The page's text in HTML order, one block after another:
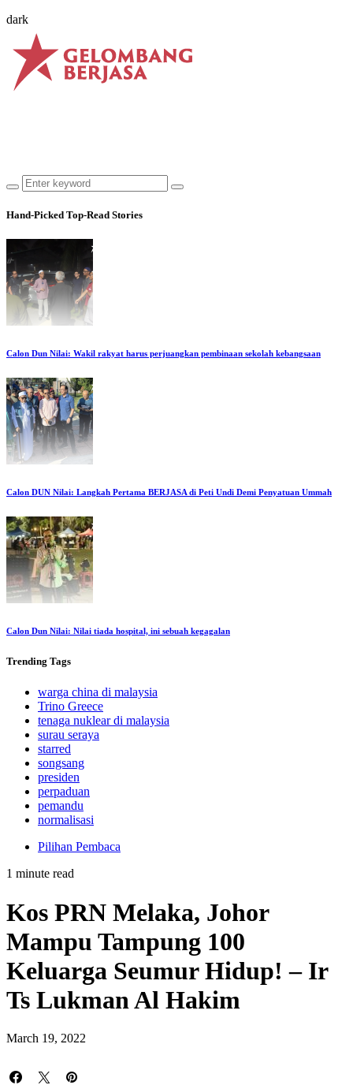
dark
Hand-Picked Top-Read Stories
Calon Dun Nilai: Wakil rakyat harus perjuangkan pembinaan sekolah kebangsaan
Calon DUN Nilai: Langkah Pertama BERJASA di Peti Undi Demi Penyatuan Ummah
Calon Dun Nilai: Nilai tiada hospital, ini sebuah kegagalan
Trending Tags
warga china di malaysia
Trino Greece
tenaga nuklear di malaysia
surau seraya
starred
songsang
presiden
perpaduan
pemandu
normalisasi
Pilihan Pembaca
1 minute read
Kos PRN Melaka, Johor
Mampu Tampung 100
Keluarga Seumur Hidup! – Ir
Ts Lukman Al Hakim
March 19, 2022